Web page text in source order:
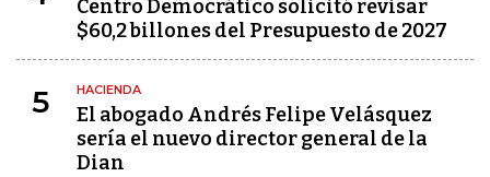
Centro Democrático solicitó revisar
$60,2 billones del Presupuesto de 2027
5 HACIENDA
El abogado Andrés Felipe Velásquez
sería el nuevo director general de la
Dian